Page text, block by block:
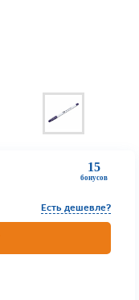
15
бонусов
Есть дешевле?